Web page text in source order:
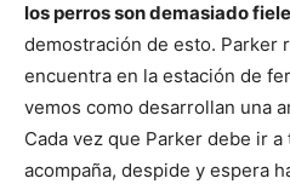
los perros son demasiado
demostración de esto. Parker
encuentra en la estación de
vemos como desarrollan una
Cada vez que Parker debe ir a
acompaña, despide y espera